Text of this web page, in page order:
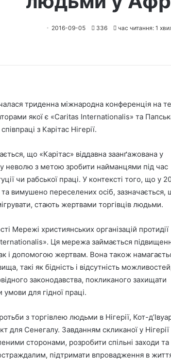
2016-09-05 336 час читання: 1
триденна міжнародна конференція на
якої є «Caritas Internationalis» та
з Карітас Нігерії.
що «Карітас» віддавна заанґажована у
неволю з метою зробити найманцями під час
чи рабської праці. У контексті того, що у
та вимушено переселених осіб, зазначається,
стають жертвами торгівців людьми.
Мережі християнських організацій протидії
Ця мережа займається
і допомогою жертвам. Вона також
такі як бідність і відсутність
законодавства, покликаного захищати
для гідної праці.
з торгівлею людьми в Нігерії, Кот-
для Сенегалу. Завданням скликаної у Нігерії
сторонами, розробити спільні заходи та
підтримати впровадження в